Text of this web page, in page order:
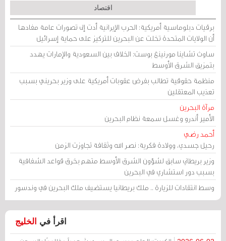
اقتصاد
برقيات دبلوماسية أمريكية: الحرب الإيرانية أدت إلى تصورات عامة مفادها
أن الولايات المتحدة تخلت عن البحرين للتركيز على حماية إسرائيل
ساوث تشاينا مورنينغ بوست: الخلاف بين السعودية والإمارات يهدد
بتمزيق الشرق الأوسط
منظمة حقوقية تطالب بفرض عقوبات أمريكية على وزير بحريني بسبب
تعذيب المعتقلين
مرآة البحرين
الأمير أندرو وغسل سمعة نظام البحرين
أحمد رضي
رحيل جسدي، وولادة فكرية: نصر الله وثقافة تجاوزت الزمن
وزير بريطاني سابق لشؤون الشرق الأوسط متهم بخرق قواعد الشفافية
بسبب دور استشاري في البحرين
وسط انتقادات للزيارة .. ملك بريطانيا يستضيف ملك البحرين في وندسور
اقرأ في الخليج